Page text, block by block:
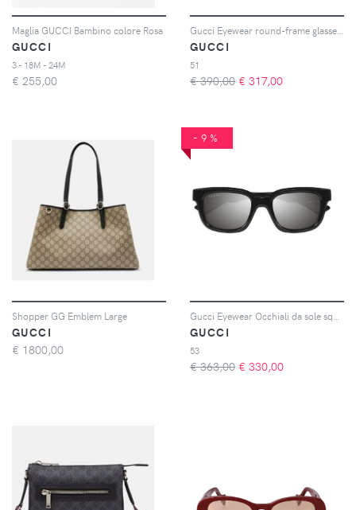
Maglia GUCCI Bambino colore Rosa
GUCCI
3 - 18M - 24M
€ 255,00
GUCCI
51
€ 390,00 € 317,00
Shopper GG Emblem Large
GUCCI
€ 1800,00
-9%
GUCCI
53
€ 363,00 € 330,00